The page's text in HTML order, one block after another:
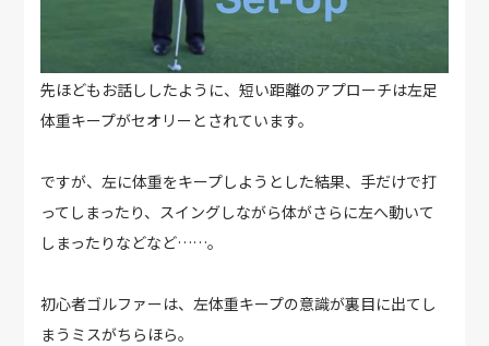
先ほどもお話ししたように、短い距離のアプローチは左足
体重キープがセオリーとされています。
ですが、左に体重をキープしようとした結果、手だけで打
ってしまったり、スイングしながら体がさらに左へ動いて
しまったりなどなど……。
初心者ゴルファーは、左体重キープの意識が裏目に出てし
まうミスがちらほら。